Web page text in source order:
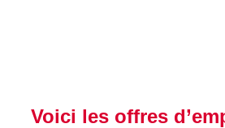
Voici les offres